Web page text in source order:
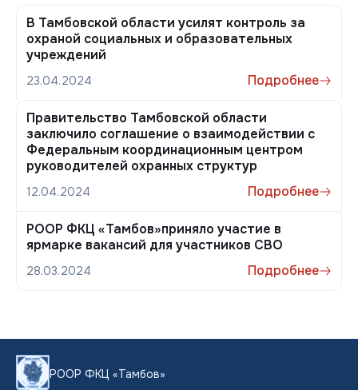
В Тамбовской области усилят контроль за
охраной социальных и образовательных
учреждений
23.04.2024 Подробнее
Правительство Тамбовской области
заключило соглашение о взаимодействии с
Федеральным координационным центром
руководителей охранных структур
12.04.2024 Подробнее
РООР ФКЦ «Тамбов»приняло участие в
ярмарке вакансий для участников СВО
28.03.2024 Подробнее
РООР ФКЦ «Тамбов»